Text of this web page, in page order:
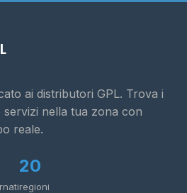
ai distributori GPL. Trova i
nella tua zona con
reale.
20
regioni